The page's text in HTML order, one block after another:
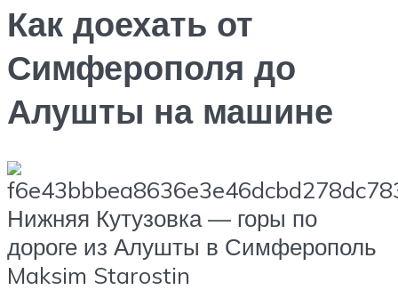
Как доехать от
Симферополя до
Алушты на машине
Нижняя Кутузовка — горы по
дороге из Алушты в Симферополь
Maksim Starostin